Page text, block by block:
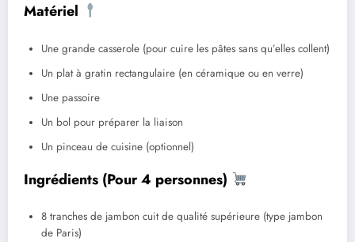
Matériel
Une grande casserole (pour cuire les pâtes sans qu’elles collent)
Un plat à gratin rectangulaire (en céramique ou en verre)
Une passoire
Un bol pour préparer la liaison
Un pinceau de cuisine (optionnel)
Ingrédients (Pour 4 personnes)
8 tranches de jambon cuit de qualité supérieure (type jambon
de Paris)